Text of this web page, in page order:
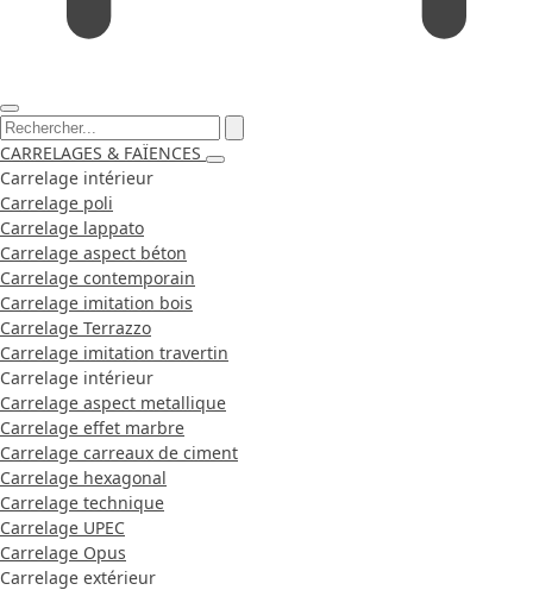
CARRELAGES & FAÏENCES
Carrelage intérieur
Carrelage poli
Carrelage lappato
Carrelage aspect béton
Carrelage contemporain
Carrelage imitation bois
Carrelage Terrazzo
Carrelage imitation travertin
Carrelage intérieur
Carrelage aspect metallique
Carrelage effet marbre
Carrelage carreaux de ciment
Carrelage hexagonal
Carrelage technique
Carrelage UPEC
Carrelage Opus
Carrelage extérieur